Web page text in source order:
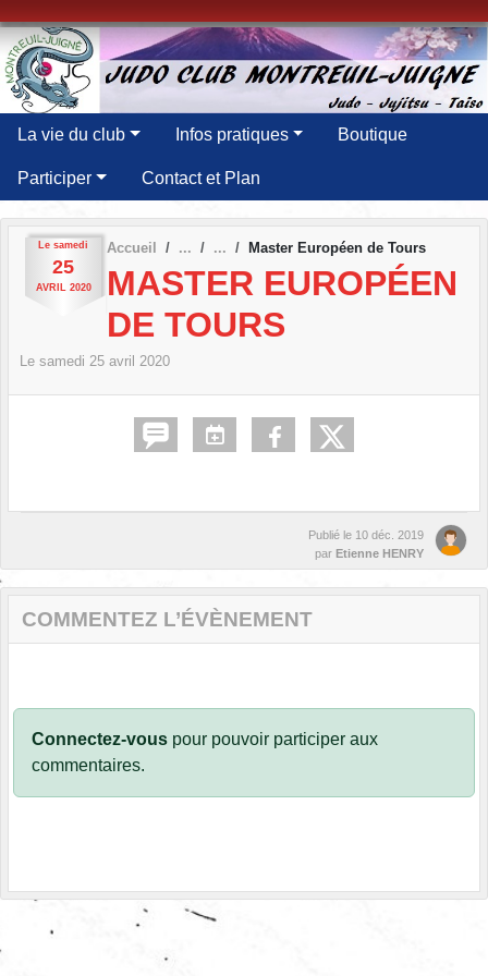
La vie du club Infos pratiques Boutique
Participer Contact et Plan
Le samedi
25
AVRIL 2020
Accueil Master Européen de Tours
MASTER EUROPÉEN
DE TOURS
Le samedi 25 avril 2020
Publié le 10 déc. 2019
par Etienne HENRY
COMMENTEZ L’ÉVÈNEMENT
Connectez-vous pour pouvoir participer aux
commentaires.